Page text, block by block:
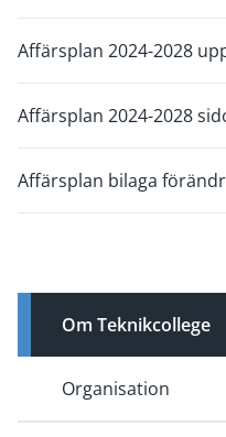
Affärsplan 2024-2028
Affärsplan 2024-2028
Affärsplan bilaga
Om Teknikcollege
Organisation